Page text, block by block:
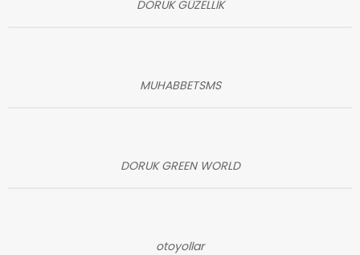
DORUK GÜZELLİK
MUHABBETSMS
DORUK GREEN WORLD
otoyollar